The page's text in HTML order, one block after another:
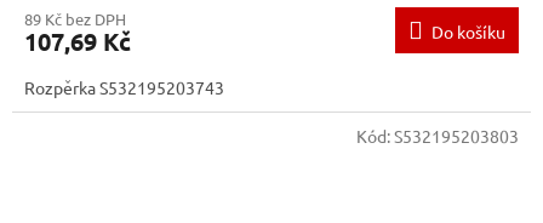
89 Kč bez DPH
107,69 Kč Do košíku
Rozpěrka S532195203743
Kód:S532195203803